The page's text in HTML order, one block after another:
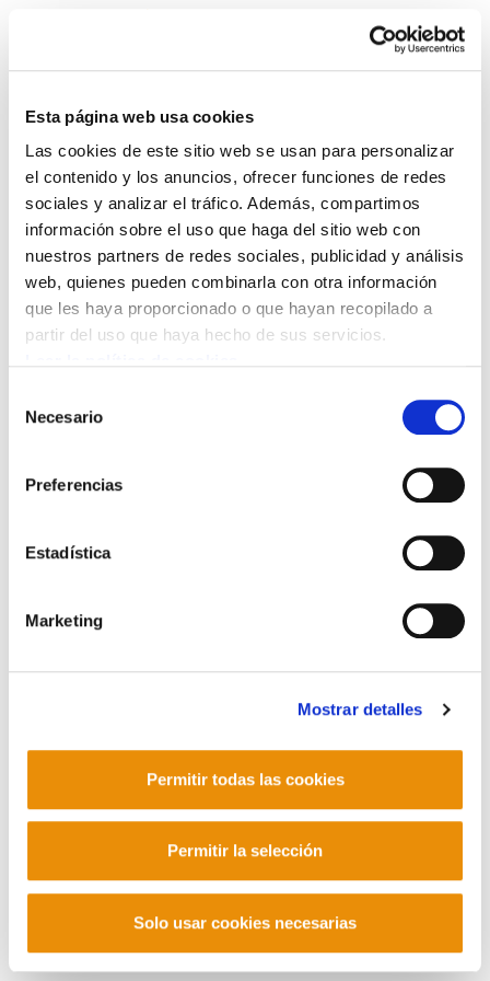
Esta página web usa cookies
Las cookies de este sitio web se usan para personalizar
el contenido y los anuncios, ofrecer funciones de redes
sociales y analizar el tráfico. Además, compartimos
información sobre el uso que haga del sitio web con
nuestros partners de redes sociales, publicidad y análisis
web, quienes pueden combinarla con otra información
que les haya proporcionado o que hayan recopilado a
partir del uso que haya hecho de sus servicios.
Necesario
Preferencias
Estadística
Marketing
Mostrar detalles
Permitir todas las cookies
Permitir la selección
Solo usar cookies necesarias
Landeia 99
Landeia 99.PDF9.4 MB
POLÍTICA DE COOKIES
CANAL DE INFORMACIÓN
POLÍTICA DE PRIVACIDAD
MAPA DEL SITIO
ACCESIBILIDAD
Barrainkua 13 - 48009 Bilbo -
Telf. +33 (0) 559 25 65 52
Mastodon